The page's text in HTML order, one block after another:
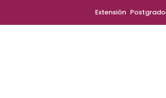
Extensión Postgrado